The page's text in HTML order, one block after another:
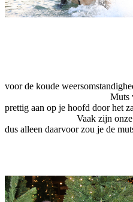
Muts met
voor de koude
Muts van goede
prettig aan op je hoofd door het
Vaak zijn onze
dus alleen daarvoor zou je de